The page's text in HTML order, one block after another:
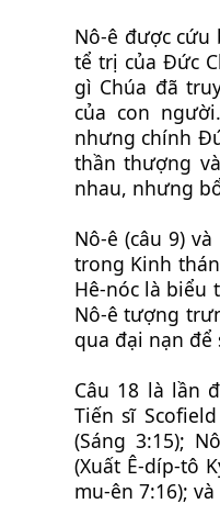
Nô-ê được
tể trị của Đức
gì Chúa đã
của con
nhưng chính
thần thượng
nhau, nhưng
Nô-ê (câu 9)
trong Kinh
Hê-nóc là biểu
Nô-ê tượng
qua đại nạn
Câu 18 là lần
Tiến sĩ
(Sáng 3:15);
(Xuất Ê-díp-tô
mu-ên 7:16);